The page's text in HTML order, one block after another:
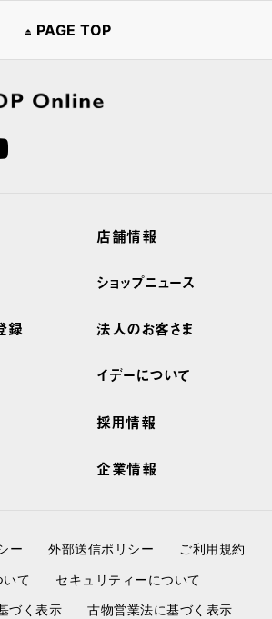
PAGE TOP
録
店舗情報
ショップニュース
法人のお客さま
イデーについて
採用情報
企業情報
ー 外部送信ポリシー
ご利用規約
て
セキュリティーについて
づく表示
古物営業法に基づく表示